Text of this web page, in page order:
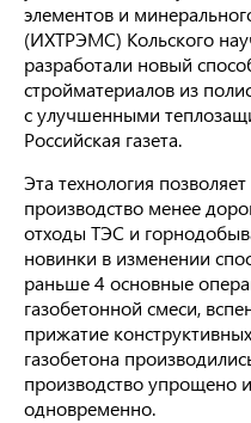
элементов и
(ИХТРЭМС) Кольского
разработали новый
стройматериалов из
с улучшенными
Российская газета.
Эта технология
производство менее
отходы ТЭС и
новинки в изменении
раньше 4 основные
газобетонной смеси,
прижатие
газобетона
производство упрощено
одновременно.